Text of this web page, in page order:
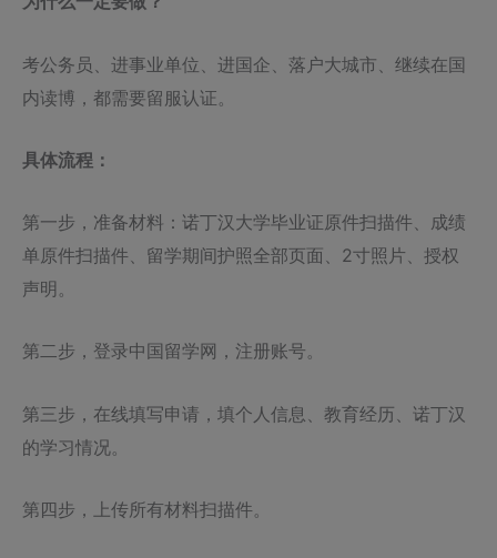
考公务员、进事业单位、进国企、落户大城市、继续在国
内读博，都需要留服认证。
具体流程：
第一步，准备材料：诺丁汉大学毕业证原件扫描件、成绩
单原件扫描件、留学期间护照全部页面、2寸照片、授权
声明。
第二步，登录中国留学网，注册账号。
第三步，在线填写申请，填个人信息、教育经历、诺丁汉
的学习情况。
第四步，上传所有材料扫描件。